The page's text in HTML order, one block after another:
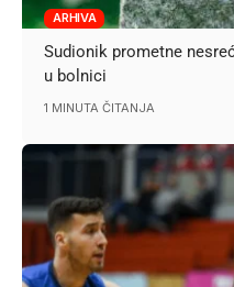
ARHIVA
Sudionik prometne
u bolnici
1 MINUTA ČITANJA